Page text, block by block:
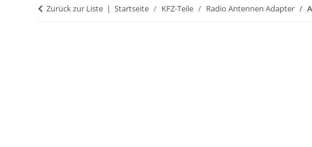
Zurück zur Liste Startseite KFZ-Teile Radio Antennen Adapter